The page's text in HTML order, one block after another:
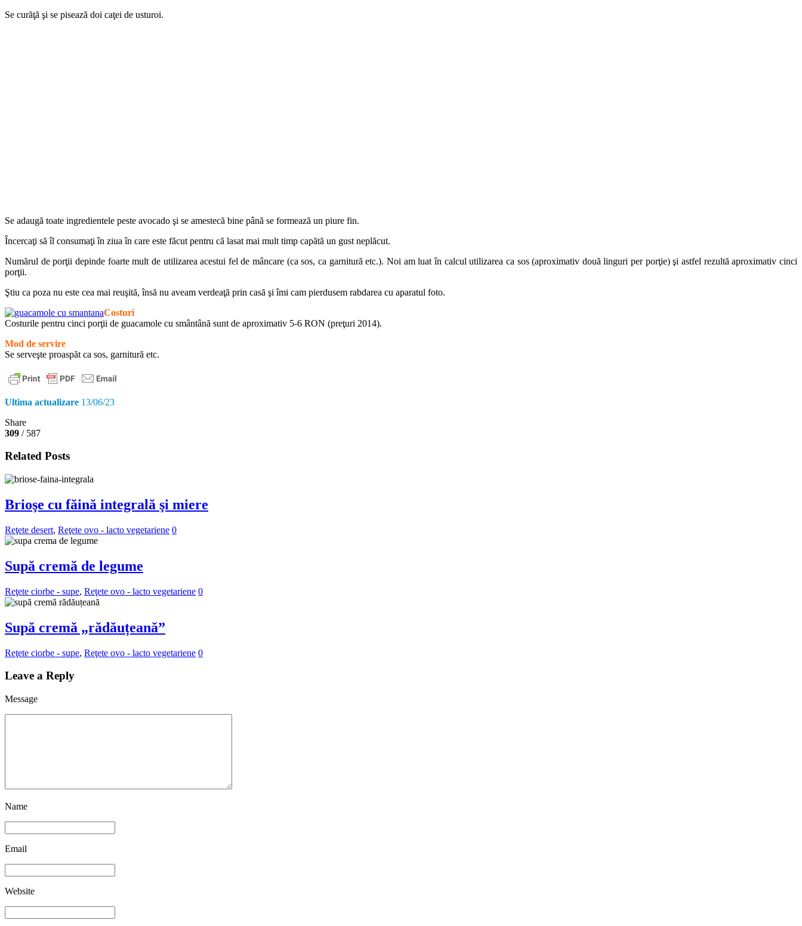
Se curăţă şi se pisează doi caţei de usturoi.
Se adaugă toate ingredientele peste avocado şi se amestecă bine până se formează un piure fin.
Încercaţi să îl consumaţi în ziua în care este făcut pentru că lasat mai mult timp capătă un gust neplăcut.
Numărul de porţii depinde foarte mult de utilizarea acestui fel de mâncare (ca sos, ca garnitură etc.). Noi am luat în calcul utilizarea ca sos (aproximativ două linguri per porţie) şi astfel rezultă aproximativ cinci
porţii.
Ştiu ca poza nu este cea mai reuşită, însă nu aveam verdeaţă prin casă şi îmi cam pierdusem rabdarea cu aparatul foto.
Costuri
Costurile pentru cinci porţii de guacamole cu smântână sunt de aproximativ 5-6 RON (preţuri 2014).
Mod de servire
Se serveşte proaspăt ca sos, garnitură etc.
Ultima actualizare 13/06/23
Share
309 / 587
Related Posts
Brioşe cu făină integrală şi miere
Reţete desert, Reţete ovo - lacto vegetariene 0
Supă cremă de legume
Reţete ciorbe - supe, Reţete ovo - lacto vegetariene 0
Supă cremă „rădăuțeană”
Reţete ciorbe - supe, Reţete ovo - lacto vegetariene 0
Leave a Reply
Message
Name
Email
Website